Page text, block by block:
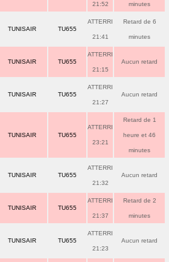
21:52 minutes
TUNISAIR TU655
ATTERRI
21:41
Retard de 6
minutes
TUNISAIR TU655
ATTERRI
21:15
Aucun retard
TUNISAIR TU655
ATTERRI
21:27
Aucun retard
TUNISAIR TU655
ATTERRI
23:21
Retard de 1
heure et 46
minutes
TUNISAIR TU655
ATTERRI
21:32
Aucun retard
TUNISAIR TU655
ATTERRI
21:37
Retard de 2
minutes
TUNISAIR TU655
ATTERRI
21:23
Aucun retard